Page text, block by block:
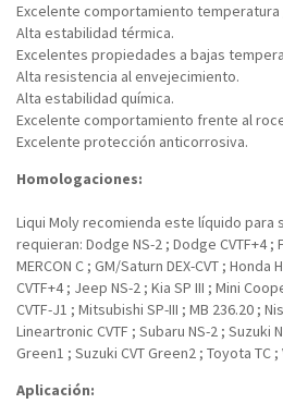
Excelente comportamiento
Alta estabilidad térmica.
Excelentes propiedades a bajas
Alta resistencia al envejecimiento.
Alta estabilidad química.
Excelente comportamiento frente al
Excelente protección anticorrosiva.
Homologaciones:
Liqui Moly recomienda este líquido para
requieran: Dodge NS-2 ; Dodge CVTF+4 ;
MERCON C ; GM/Saturn DEX-CVT ; Honda
CVTF+4 ; Jeep NS-2 ; Kia SP III ; Mini
CVTF-J1 ; Mitsubishi SP-III ; MB 236.20 ;
Lineartronic CVTF ; Subaru NS-2 ; Suzuki
Green1 ; Suzuki CVT Green2 ; Toyota TC ;
Aplicación: